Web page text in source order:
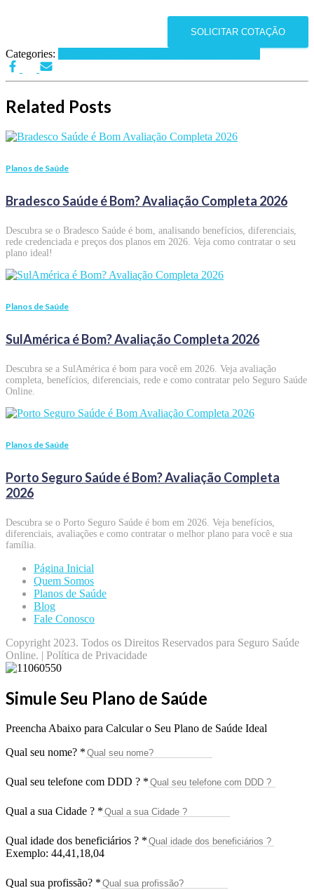
SOLICITAR COTAÇÃO
Categories:
Related Posts
Planos de Saúde
Bradesco Saúde é Bom? Avaliação Completa 2026
Descubra se o Bradesco Saúde é bom, analisando benefícios, diferenciais,
rede credenciada e preços dos planos em 2026. Veja como contratar o seu
plano ideal!
Planos de Saúde
SulAmérica é Bom? Avaliação Completa 2026
Descubra se a SulAmérica é bom para você em 2026. Veja avaliação
completa, benefícios, diferenciais, rede e como contratar pelo Seguro Saúde
Online.
Planos de Saúde
Porto Seguro Saúde é Bom? Avaliação Completa
2026
Descubra se o Porto Seguro Saúde é bom em 2026. Veja benefícios,
diferenciais, avaliações e como contratar o melhor plano para você e sua
família.
Página Inicial
Quem Somos
Planos de Saúde
Blog
Fale Conosco
Copyright 2023. Todos os Direitos Reservados para Seguro Saúde
Online. | Política de Privacidade
Simule Seu Plano de Saúde
Preencha Abaixo para Calcular o Seu Plano de Saúde Ideal
Qual seu nome? *
Qual seu telefone com DDD ? *
Qual a sua Cidade ? *
Qual idade dos beneficiários ? *
Exemplo: 44,41,18,04
Qual sua profissão? *